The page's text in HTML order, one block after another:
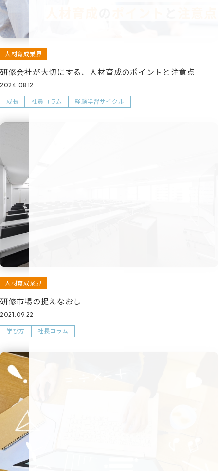
人材育成業界
研修会社が大切にする、人材育成のポイントと注意点
2024.08.12
成長 社員コラム 経験学習サイクル
人材育成業界
研修市場の捉えなおし
2021.09.22
学び方 社長コラム